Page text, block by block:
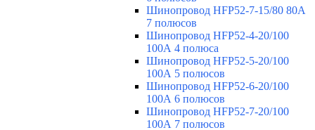
Шинопровод HFP52-7-15/80 80А
7 полюсов
Шинопровод HFP52-4-20/100
100А 4 полюса
Шинопровод HFP52-5-20/100
100А 5 полюсов
Шинопровод HFP52-6-20/100
100А 6 полюсов
Шинопровод HFP52-7-20/100
100А 7 полюсов